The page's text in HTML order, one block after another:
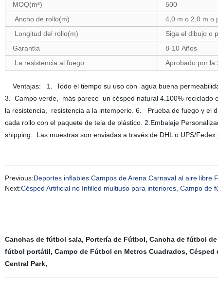
MOQ(m²)
500
Ancho de rollo(m)
4,0 m o 2,0 m o
Longitud del rollo(m)
Siga el dibujo o
Garantía
8-10 Años
La resistencia al fuego
Aprobado por la
Ventajas: 1. Todo el tiempo su uso con agua buena
3. Campo verde, más parece un césped natural 4.100% reciclado
la resistencia, resistencia a la intemperie. 6. Prueba de fuego y
cada rollo con el paquete de tela de plástico. 2.Embalaje
shipping. Las muestras son enviadas a través de DHL o UPS/
Previous:Deportes inflables Campos de Arena Carnaval al aire
Next:Césped Artificial no Infilled multiuso para interiores, Campo de
Canchas de fútbol sala, Portería de Fútbol, Cancha de fútbol
fútbol portátil, Campo de Fútbol en Metros Cuadrados, Césped
Central Park,